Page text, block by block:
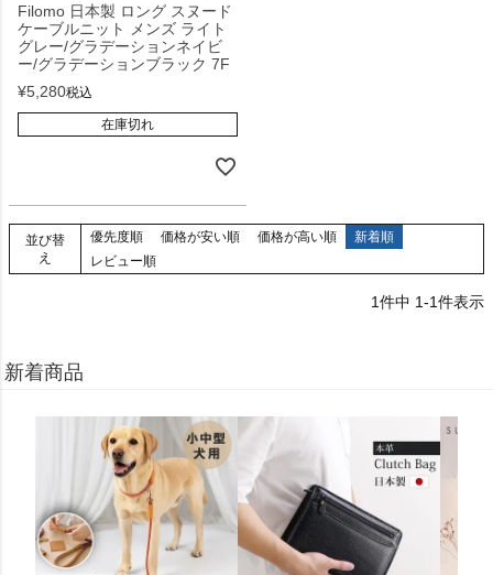
Filomo 日本製 ロング スヌード
ケーブルニット メンズ ライト
グレー/グラデーションネイビ
ー/グラデーションブラック 7F
¥5,280税込
在庫切れ
並び替
え
優先度順 価格が安い順 価格が高い順
新着順
レビュー順
1件中 1-1件表示
新着商品